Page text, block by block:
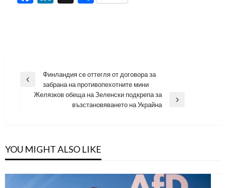
Навигация
Previous
Финландия се оттегля от договора за
забрана на противопехотните мини
Желязков обеща на Зеленски подкрепа за
възстановяването на Украйна
YOU MIGHT ALSO LIKE